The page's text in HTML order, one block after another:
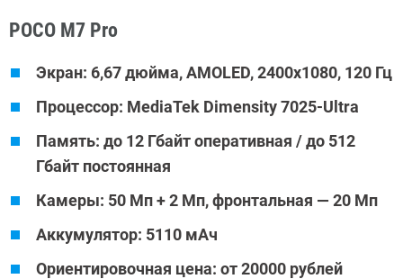
POCO M7 Pro
Экран: 6,67 дюйма, AMOLED, 2400x1080, 120 Гц
Процессор: MediaTek Dimensity 7025-Ultra
Память: до 12 Гбайт оперативная / до 512
Гбайт постоянная
Камеры: 50 Мп + 2 Мп, фронтальная — 20 Мп
Аккумулятор: 5110 мАч
Ориентировочная цена: от 20000 рублей